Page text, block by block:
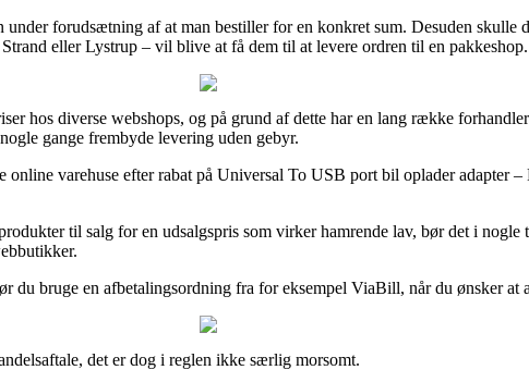
forudsætning af at man bestiller for en konkret sum. Desuden skulle
eller Lystrup – vil blive at få dem til at levere ordren til en pakkeshop.
hos diverse webshops, og på grund af dette har en lang række
gange frembyde levering uden gebyr.
varehuse efter rabat på Universal To USB port bil oplader adapter
til salg for en udsalgspris som virker hamrende lav, bør det i
bruge en afbetalingsordning fra for eksempel ViaBill, når du ønsker at
det er dog i reglen ikke særlig morsomt.